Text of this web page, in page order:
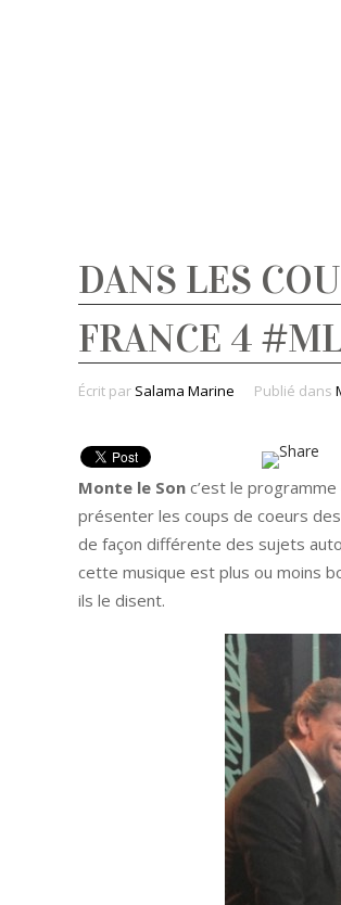
DANS LES
FRANCE 4
Écrit par Salama Marine Publié dans
Monte le Son c’est le programme
présenter les coups de coeurs
de façon différente des sujets
cette musique est plus ou moins
ils le disent.